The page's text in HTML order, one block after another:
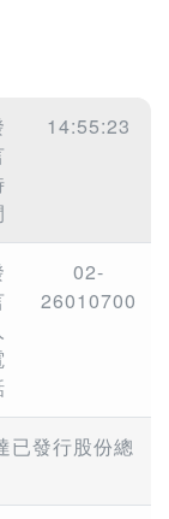
14:55:23
02-
26010700
已發行股份總